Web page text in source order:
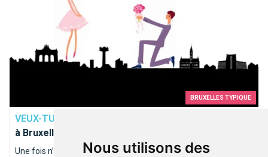
Nous utilisons des
BRUXELLES TYPIQUE
VEUX-TU...
à Bruxelles
Une fois n’est pas coutume, la rédaction a décidé de faire